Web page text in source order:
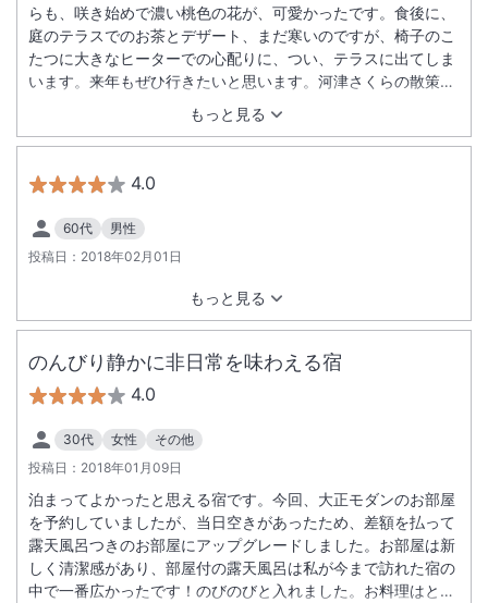
もっと見る
らも、咲き始めで濃い桃色の花が、可愛かったです。食後に、
庭のテラスでのお茶とデザート、まだ寒いのですが、椅子のこ
たつに大きなヒーターでの心配りに、つい、テラスに出てしま
います。来年もぜひ行きたいと思います。河津さくらの散策コ
ースもとても近くゆったりした時間を過ごすことができまし
4.0
60代
男性
投稿日： 2018年02月01日
もっと見る
のんびり静かに非日常を味わえる宿
4.0
30代 女性
その他
投稿日： 2018年01月09日
泊まってよかったと思える宿です。今回、大正モダンのお部屋
を予約していましたが、当日空きがあったため、差額を払って
露天風呂つきのお部屋にアップグレードしました。お部屋は新
しく清潔感があり、部屋付の露天風呂は私が今まで訪れた宿の
中で一番広かったです！のびのびと入れました。お料理はとて